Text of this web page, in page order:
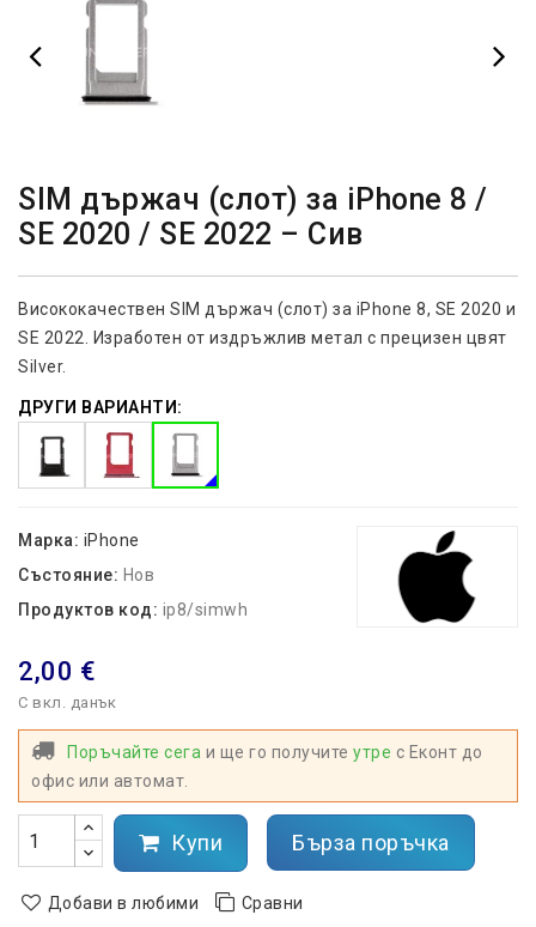
SIM държач (слот) за iPhone 8 /
SE 2020 / SE 2022 – Сив
Висококачествен SIM държач (слот) за iPhone 8, SE 2020 и
SE 2022. Изработен от издръжлив метал с прецизен цвят
Silver.
ДРУГИ ВАРИАНТИ:
Марка: iPhone
Състояние: Нов
Продуктов код: ip8/simwh
2,00 €
С вкл. данък
Поръчайте сега и ще го получите утре с Еконт до
офис или автомат.
Купи Бърза поръчка
Добави в любими Сравни